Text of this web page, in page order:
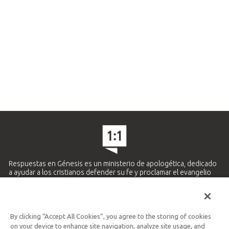
Respuestas en Génesis es un ministerio de apologética, dedicado
a ayudar a los cristianos defender su fe y proclamar el evangelio
Ministerio Hispano y Latinoamericano
By clicking “Accept All Cookies”, you agree to the storing of cookies
on your device to enhance site navigation, analyze site usage, and